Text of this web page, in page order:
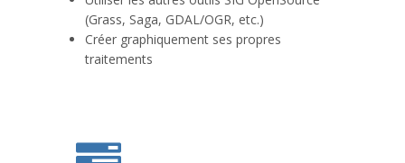
(Grass, Saga, GDAL/OGR, etc.)
Créer graphiquement ses propres
traitements